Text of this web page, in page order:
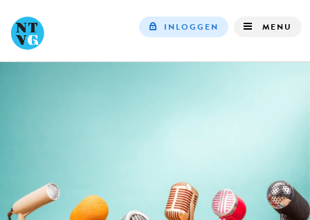
INLOGGEN MENU